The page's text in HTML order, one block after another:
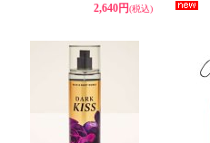
2,640円(税込)